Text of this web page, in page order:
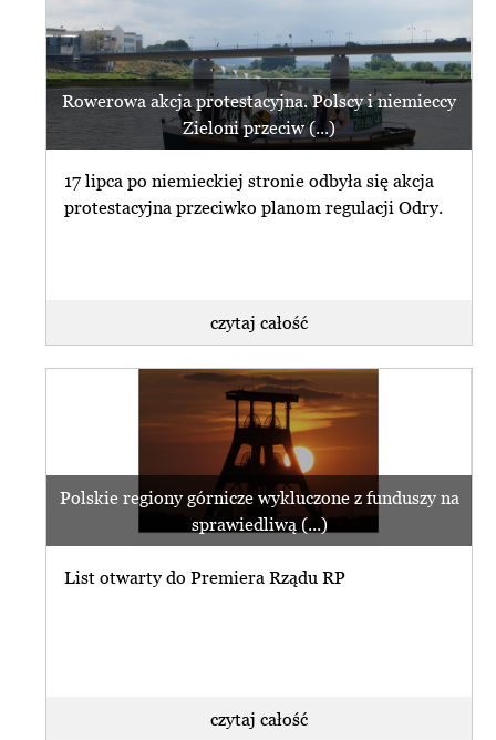
Rowerowa akcja protestacyjna. Polscy i niemieccy
Zieloni przeciw (...)
17 lipca po niemieckiej stronie odbyła się akcja
protestacyjna przeciwko planom regulacji Odry.
czytaj całość
Polskie regiony górnicze wykluczone z funduszy na
sprawiedliwą (...)
List otwarty do Premiera Rządu RP
czytaj całość